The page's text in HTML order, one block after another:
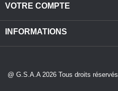
VOTRE COMPTE
INFORMATIONS
@ G.S.A.A 2026 Tous droits réservés